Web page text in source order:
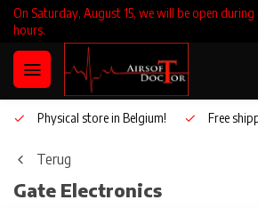
On Saturday, August 15, we will be open
hours.
Physical store in Belgium! Free
Terug
Gate Electronics